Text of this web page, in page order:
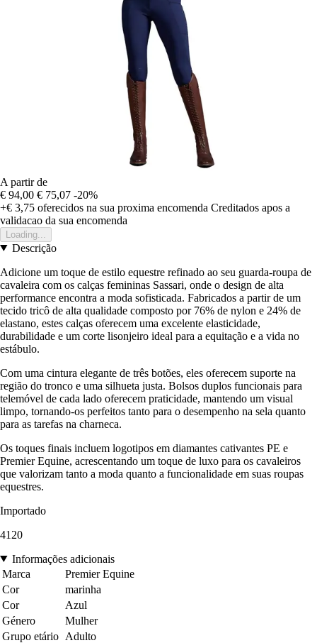
A partir de
€ 94,00 € 75,07 -20%
+€ 3,75 oferecidos na sua proxima encomenda Creditados apos a
validacao da sua encomenda
Loading...
Descrição
Adicione um toque de estilo equestre refinado ao seu guarda-roupa de
cavaleira com os calças femininas Sassari, onde o design de alta
performance encontra a moda sofisticada. Fabricados a partir de um
tecido tricô de alta qualidade composto por 76% de nylon e 24% de
elastano, estes calças oferecem uma excelente elasticidade,
durabilidade e um corte lisonjeiro ideal para a equitação e a vida no
estábulo.
Com uma cintura elegante de três botões, eles oferecem suporte na
região do tronco e uma silhueta justa. Bolsos duplos funcionais para
telemóvel de cada lado oferecem praticidade, mantendo um visual
limpo, tornando-os perfeitos tanto para o desempenho na sela quanto
para as tarefas na charneca.
Os toques finais incluem logotipos em diamantes cativantes PE e
Premier Equine, acrescentando um toque de luxo para os cavaleiros
que valorizam tanto a moda quanto a funcionalidade em suas roupas
equestres.
Importado
4120
Informações adicionais
Marca
Premier Equine
Cor
marinha
Cor
Azul
Género
Mulher
Grupo etário Adulto